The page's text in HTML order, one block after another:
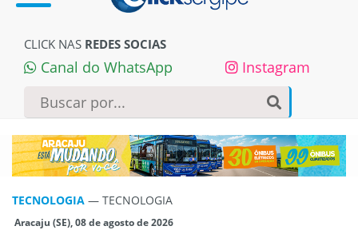
CLICK NAS REDES SOCIAS
Canal do WhatsApp Instagram
TECNOLOGIA — TECNOLOGIA
Aracaju (SE), 08 de agosto de 2026